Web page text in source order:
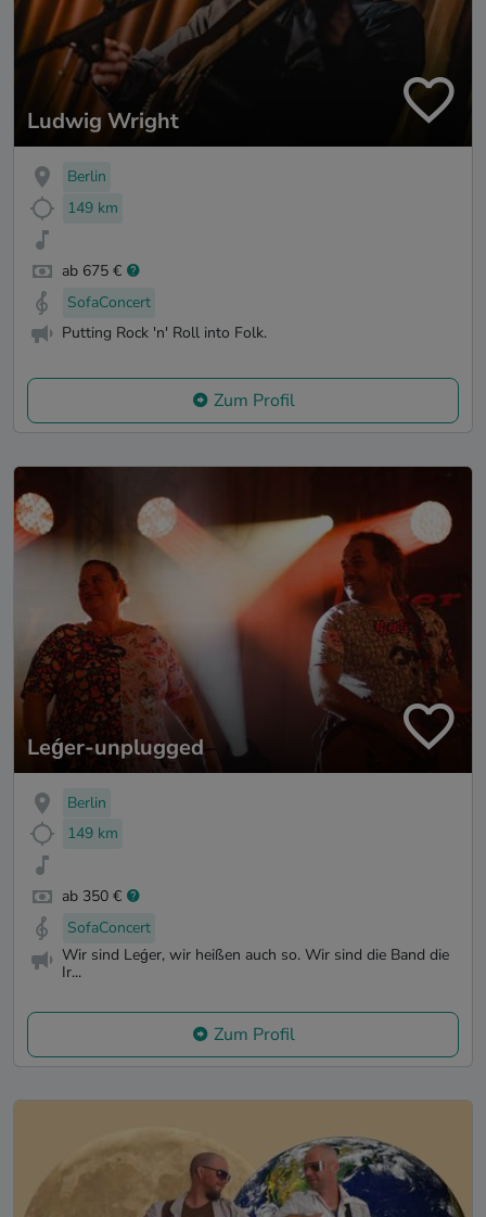
Ludwig Wright
Berlin
149 km
ab 675 €
SofaConcert
Putting Rock 'n' Roll into Folk.
Zum Profil
Leǵer-unplugged
Berlin
149 km
ab 350 €
SofaConcert
Wir sind Leǵer, wir heißen auch so. Wir sind die Band die
Ir...
Zum Profil